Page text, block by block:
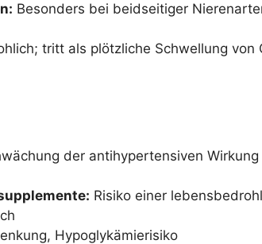
Besonders bei beidseitiger
tritt als plötzliche Schwellung
der antihypertensiven
Risiko einer
Hypoglykämierisiko